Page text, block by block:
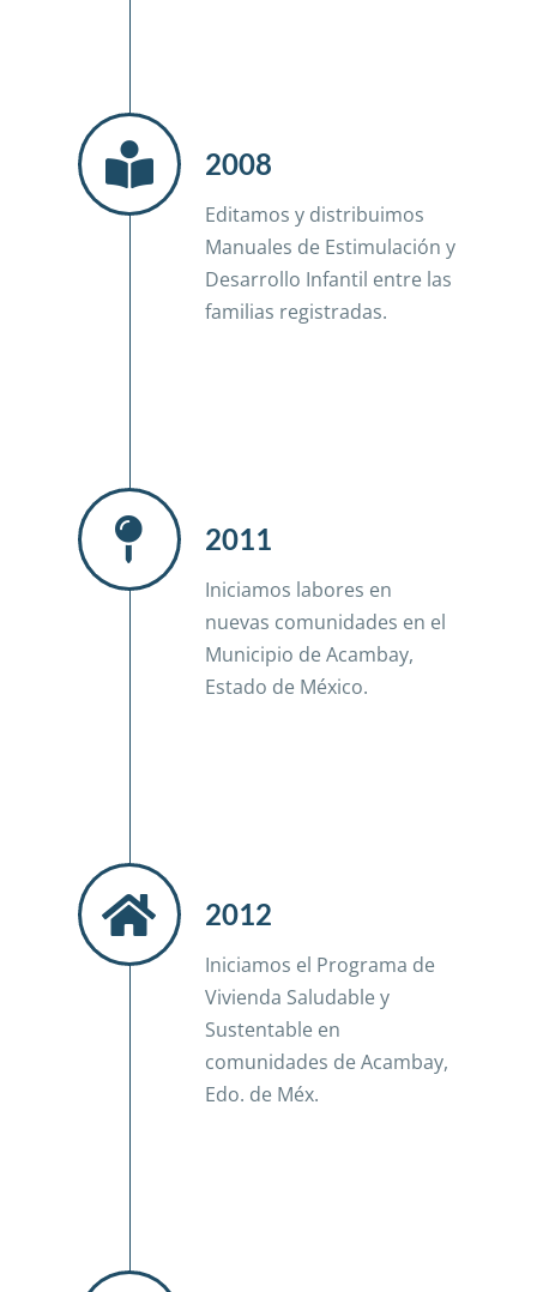
2008
Editamos y distribuimos
Manuales de Estimulación y
Desarrollo Infantil entre las
familias registradas.
2011
Iniciamos labores en
nuevas comunidades en el
Municipio de Acambay,
Estado de México.
2012
Iniciamos el Programa de
Vivienda Saludable y
Sustentable en
comunidades de Acambay,
Edo. de Méx.